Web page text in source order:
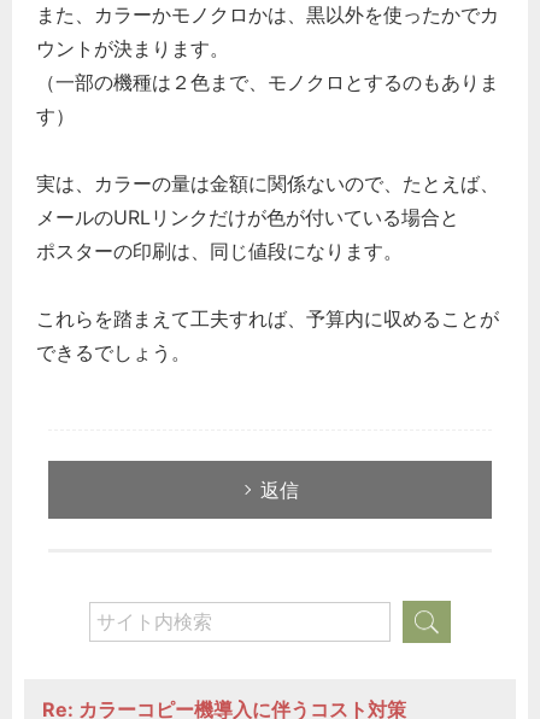
また、カラーかモノクロかは、黒以外を使ったかでカ
ウントが決まります。
（一部の機種は２色まで、モノクロとするのもありま
す）
実は、カラーの量は金額に関係ないので、たとえば、
メールのURLリンクだけが色が付いている場合と
ポスターの印刷は、同じ値段になります。
これらを踏まえて工夫すれば、予算内に収めることが
できるでしょう。
返信
Re: カラーコピー機導入に伴うコスト対策